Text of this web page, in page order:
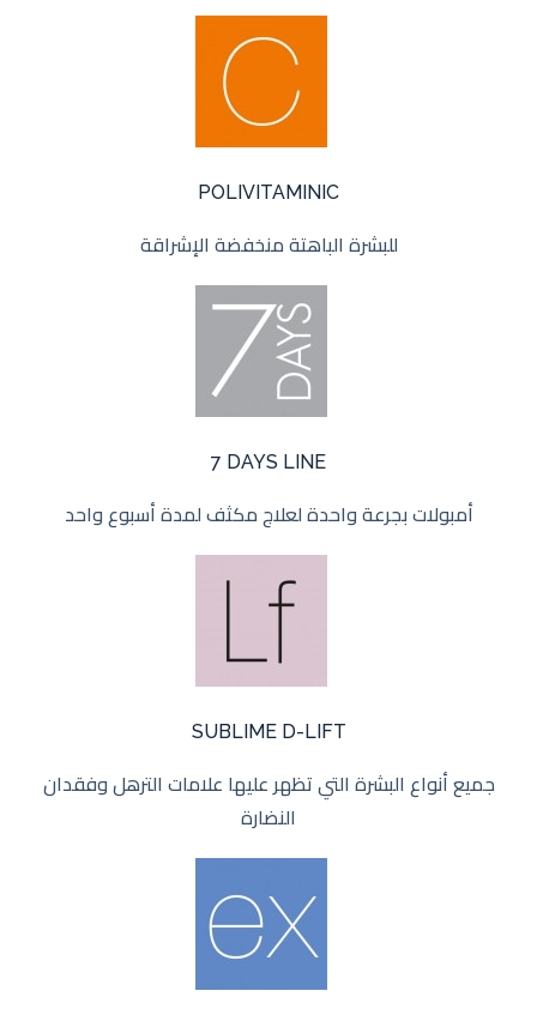
POLIVITAMINIC
للبشرة الباهتة منخفضة الإشراقة
7 DAYS LINE
أمبولات بجرعة واحدة لعلاج مكثف لمدة أسبوع واحد
SUBLIME D-LIFT
جميع أنواع البشرة التي تظهر عليها علامات الترهل وفقدان
النضارة